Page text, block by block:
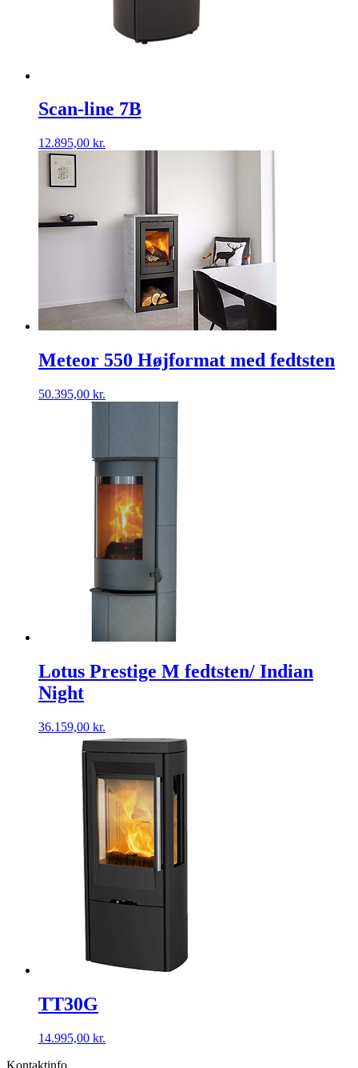
Scan-line 7B
12.895,00 kr.
Meteor 550 Højformat med fedtsten
50.395,00 kr.
Lotus Prestige M fedtsten/ Indian
Night
36.159,00 kr.
TT30G
14.995,00 kr.
Kontaktinfo